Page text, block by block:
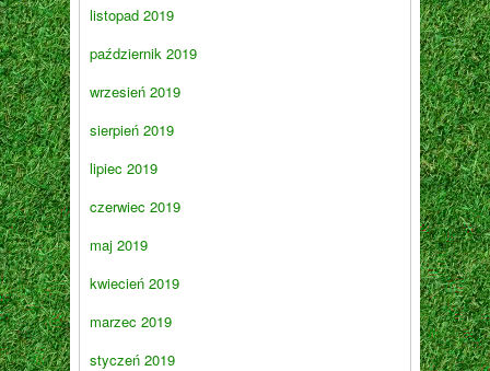
listopad 2019
październik 2019
wrzesień 2019
sierpień 2019
lipiec 2019
czerwiec 2019
maj 2019
kwiecień 2019
marzec 2019
styczeń 2019